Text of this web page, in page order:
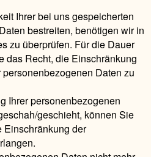
Ihrer bei uns gespeicherten
bestreiten, benötigen wir in
zu überprüfen. Für die Dauer
das Recht, die Einschränkung
Daten zu
Ihrer personenbezogenen
geschieht, können Sie
Einschränkung der